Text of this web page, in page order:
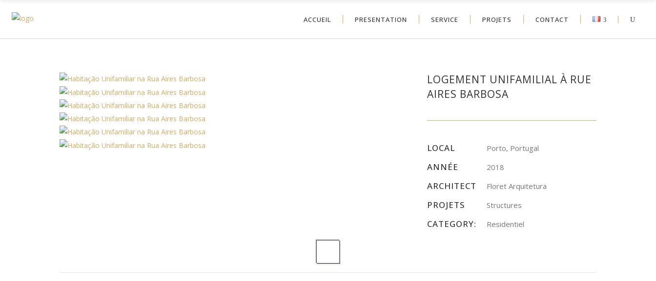
ACCUEIL PRESENTATION SERVICE PROJETS CONTACT
LOGEMENT UNIFAMILIAL À RUE
AIRES BARBOSA
LOCAL Porto, Portugal
ANNÉE 2018
ARCHITECT Floret Arquitetura
PROJETS Structures
CATEGORY: Residentiel